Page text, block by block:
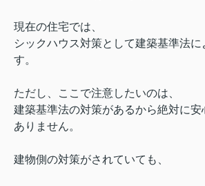
現在の住宅では、
シックハウス対策として建築基準法に
す。
ただし、ここで注意したいのは、
建築基準法の対策があるから絶対に安
ありません。
建物側の対策がされていても、